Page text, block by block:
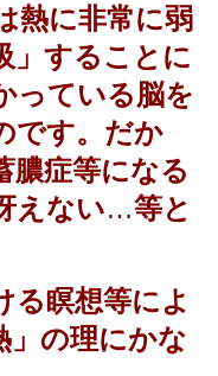
熱に非常に弱
」することに
っている脳を
です。だか
膿症等になる
えない…等と
る瞑想等によ
」の理にかな